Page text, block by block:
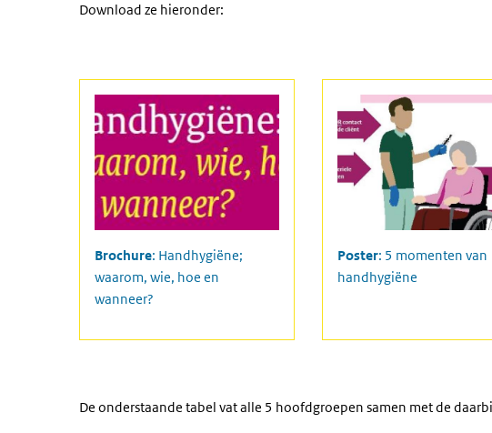
Download ze hieronder:
https://www.rivm.nl/documenten/toolkit-handhygiene-waarom-
Brochure: Handhygiëne;
waarom, wie, hoe en
wanneer?
https://www.rivm.nl/
Poster: 5 momenten van
handhygiëne
De onderstaande tabel vat alle 5 hoofdgroepen samen met de